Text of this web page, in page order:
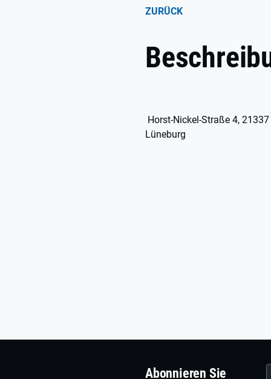
ZURÜCK
Horst-Nickel-Straße 4, 21337
Lüneburg
Abonnieren Sie